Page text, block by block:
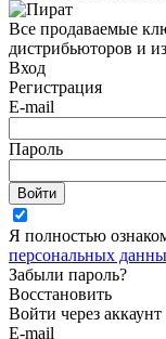
Все продаваемые
дистрибьюторов и
Вход
Регистрация
E-mail
Пароль
Войти
Я полностью
персональных
Забыли пароль?
Восстановить
Войти через аккаунт
E-mail